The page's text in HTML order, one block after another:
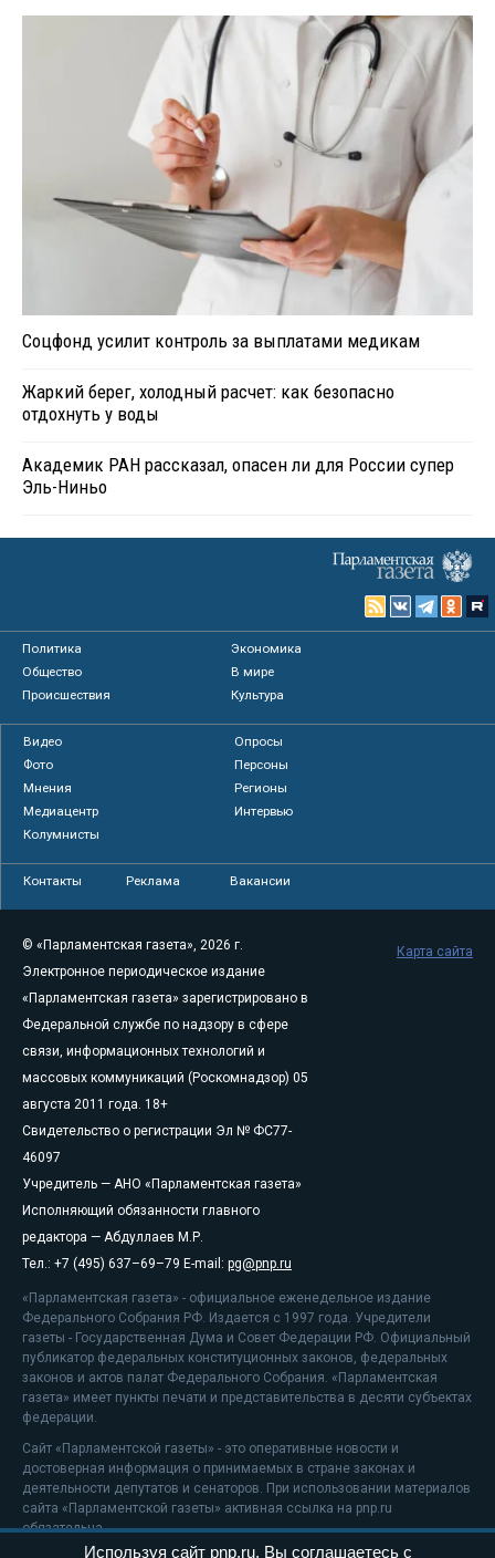
Соцфонд усилит контроль за выплатами медикам
Жаркий берег, холодный расчет: как безопасно
отдохнуть у воды
Академик РАН рассказал, опасен ли для России супер
Эль-Ниньо
Политика
Экономика
Общество
В мире
Происшествия
Культура
Видео
Опросы
Фото
Персоны
Мнения
Регионы
Медиацентр
Интервью
Колумнисты
Контакты Реклама Вакансии
© «Парламентская газета», 2026 г.
Электронное периодическое издание
«Парламентская газета» зарегистрировано в
Федеральной службе по надзору в сфере
связи, информационных технологий и
массовых коммуникаций (Роскомнадзор) 05
августа 2011 года. 18+
Свидетельство о регистрации Эл № ФС77-
46097
Учредитель — АНО «Парламентская газета»
Исполняющий обязанности главного
редактора — Абдуллаев М.Р.
Тел.: +7 (495) 637–69–79 E-mail: pg@pnp.ru
«Парламентская газета» - официальное еженедельное издание
Федерального Собрания РФ. Издается с 1997 года. Учредители
газеты - Государственная Дума и Совет Федерации РФ. Официальный
публикатор федеральных конституционных законов, федеральных
законов и актов палат Федерального Собрания. «Парламентская
газета» имеет пункты печати и представительства в десяти субъектах
федерации.
Сайт «Парламентской газеты» - это оперативные новости и
достоверная информация о принимаемых в стране законах и
деятельности депутатов и сенаторов. При использовании материалов
сайта «Парламентской газеты» активная ссылка на pnp.ru
обязательна.
Карта сайта
Используя сайт pnp.ru, Вы соглашаетесь с